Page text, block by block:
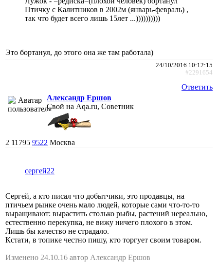
Птичку с Калитников в 2002м (январь-февраль) ,
так что будет всего лишь 15лет ...))))))))))
Это бортанул, до этого она же там работала)
24/10/2016 10:12:15
#2291654
Ответить
Александр Ершов
Свой на Aqa.ru, Советник
2 11795 9522 Москва
сергей22
Сергей, а кто писал что добытчики, это продавцы, на
птичьем рынке очень мало людей, которые сами что-то-то
выращивают: вырастить столько рыбы, растений нереально,
естественно перекупка, не вижу ничего плохого в этом.
Лишь бы качество не страдало.
Кстати, в топике честно пишу, кто торгует своим товаром.
Изменено 24.10.16 автор Александр Ершов